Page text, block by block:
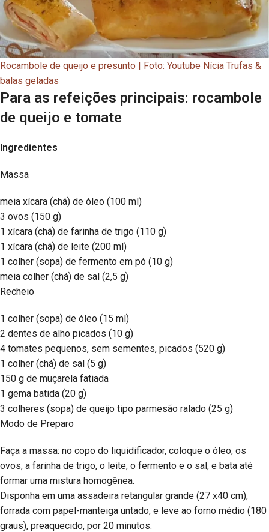
Rocambole de queijo e presunto | Foto: Youtube Nícia Trufas &
balas geladas
Para as refeições principais: rocambole
de queijo e tomate
Ingredientes
Massa
meia xícara (chá) de óleo (100 ml)
3 ovos (150 g)
1 xícara (chá) de farinha de trigo (110 g)
1 xícara (chá) de leite (200 ml)
1 colher (sopa) de fermento em pó (10 g)
meia colher (chá) de sal (2,5 g)
Recheio
1 colher (sopa) de óleo (15 ml)
2 dentes de alho picados (10 g)
4 tomates pequenos, sem sementes, picados (520 g)
1 colher (chá) de sal (5 g)
150 g de muçarela fatiada
1 gema batida (20 g)
3 colheres (sopa) de queijo tipo parmesão ralado (25 g)
Modo de Preparo
Faça a massa: no copo do liquidificador, coloque o óleo, os
ovos, a farinha de trigo, o leite, o fermento e o sal, e bata até
formar uma mistura homogênea.
Disponha em uma assadeira retangular grande (27 x40 cm),
forrada com papel-manteiga untado, e leve ao forno médio (180
graus), preaquecido, por 20 minutos.